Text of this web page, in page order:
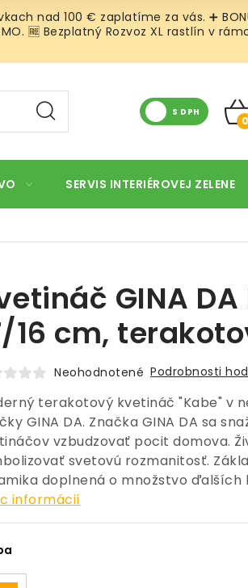
nad 100 € zaplatíme za vás. ➕
🆓 Bezplatný Rozvoz XL rastlín v
S DPH
SERVIS INTERIÉROVEJ ZELENE
GINA DA
16 cm,
Neohodnotené Podrobnosti
terakotový kvetináč "Kabe" v
GINA DA. Značka GINA DA sa
vzbudzovať pocit domova.
svetovú rozmanitosť.
doplnená o množstvo ďalších
informácií